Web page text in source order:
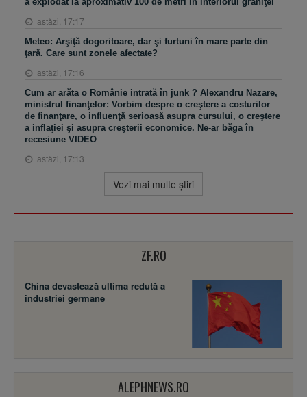
astăzi, 17:17
Meteo: Arşiţă dogoritoare, dar şi furtuni în mare parte din
ţară. Care sunt zonele afectate?
astăzi, 17:16
Cum ar arăta o Românie intrată în junk ? Alexandru Nazare,
ministrul finanţelor: Vorbim despre o creştere a costurilor
de finanţare, o influenţă serioasă asupra cursului, o creştere
a inflaţiei şi asupra creşterii economice. Ne-ar băga în
recesiune VIDEO
astăzi, 17:13
Vezi mai multe ştiri
ZF.RO
China devastează ultima redută a
industriei germane
ALEPHNEWS.RO